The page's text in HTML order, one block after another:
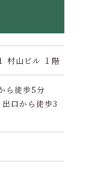
村山ビル １階
ら徒歩5分
口から徒歩3